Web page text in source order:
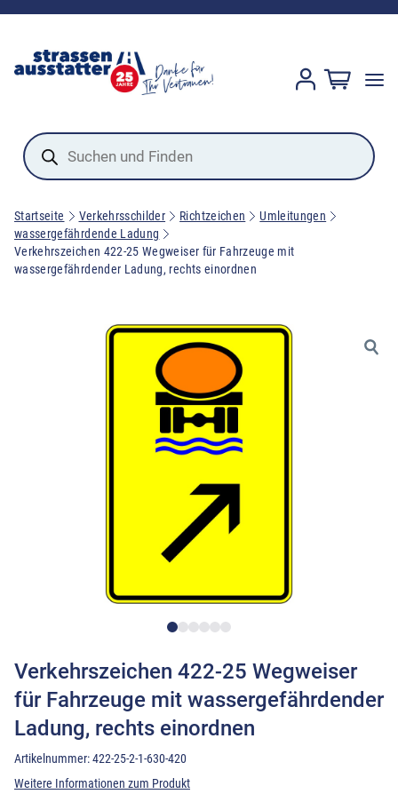
Products
search
Startseite Verkehrsschilder Richtzeichen
Umleitungen
wassergefährdende Ladung
Verkehrszeichen 422-25 Wegweiser für Fahrzeuge mit
wassergefährdender Ladung, rechts einordnen
Verkehrszeichen 422-25 Wegweiser
für Fahrzeuge mit wassergefährdender
Ladung, rechts einordnen
Artikelnummer:422-25-2-1-630-420
Weitere Informationen zum Produkt